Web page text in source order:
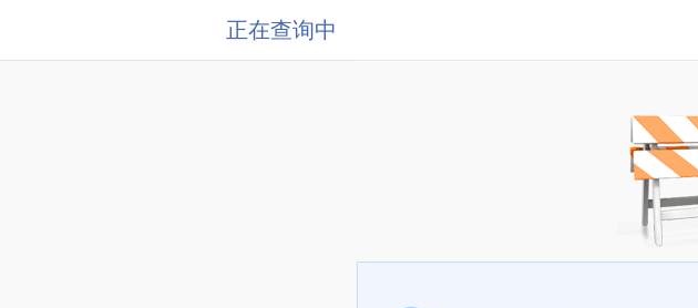
正在查询中